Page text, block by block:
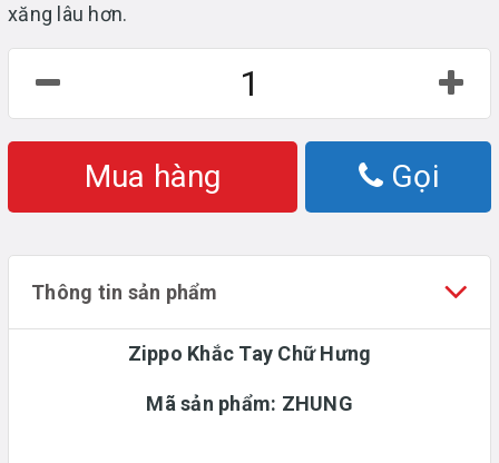
xăng lâu hơn.
Mua hàng Gọi
Thông tin sản phẩm
Zippo Khắc Tay Chữ Hưng
Mã sản phẩm: ZHUNG